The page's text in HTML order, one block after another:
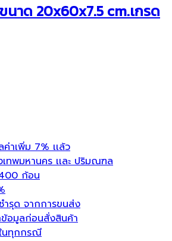
นาด 20x60x7.5 cm.เกรด
าเพิ่ม 7% เเล้ว
ทพมหานคร เเละ ปริมณฑล
ก้อน
ำรุด จากการขนส่ง
อมูลก่อนสั่งสินค้า
นทุกกรณี